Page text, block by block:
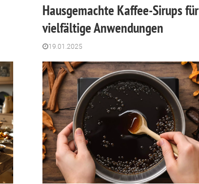
Hausgemachte Kaffee-Sirups für
vielfältige Anwendungen
19.01.2025